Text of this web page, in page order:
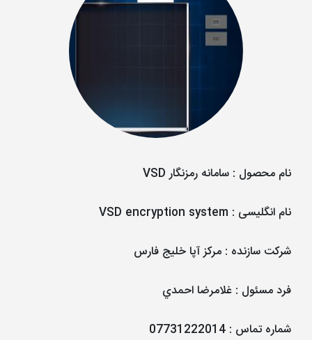
نام محصول : سامانه رمزنگار VSD
نام انگلیسی :
VSD encryption system
شرکت سازنده : مرکز آپا خلیج فارس
فرد مسئول : غلامرضا احمدي
شماره تماس :
07731222014